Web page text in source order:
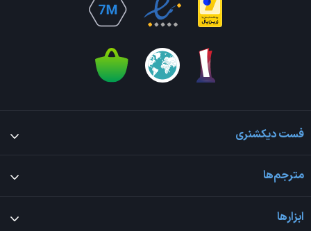
فست دیکشنری
مترجم‌ها
ابزارها